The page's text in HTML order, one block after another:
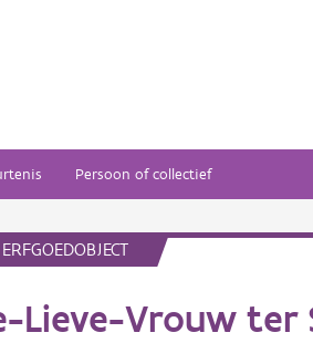
Persoon of collectief
ERFGOEDOBJECT
Lieve-Vrouw ter